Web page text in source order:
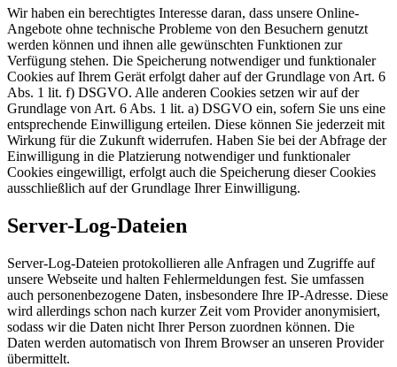
Wir haben ein berechtigtes Interesse daran, dass unsere Online-
Angebote ohne technische Probleme von den Besuchern genutzt
werden können und ihnen alle gewünschten Funktionen zur
Verfügung stehen. Die Speicherung notwendiger und funktionaler
Cookies auf Ihrem Gerät erfolgt daher auf der Grundlage von Art. 6
Abs. 1 lit. f) DSGVO. Alle anderen Cookies setzen wir auf der
Grundlage von Art. 6 Abs. 1 lit. a) DSGVO ein, sofern Sie uns eine
entsprechende Einwilligung erteilen. Diese können Sie jederzeit mit
Wirkung für die Zukunft widerrufen. Haben Sie bei der Abfrage der
Einwilligung in die Platzierung notwendiger und funktionaler
Cookies eingewilligt, erfolgt auch die Speicherung dieser Cookies
ausschließlich auf der Grundlage Ihrer Einwilligung.
Server-Log-Dateien
Server-Log-Dateien protokollieren alle Anfragen und Zugriffe auf
unsere Webseite und halten Fehlermeldungen fest. Sie umfassen
auch personenbezogene Daten, insbesondere Ihre IP-Adresse. Diese
wird allerdings schon nach kurzer Zeit vom Provider anonymisiert,
sodass wir die Daten nicht Ihrer Person zuordnen können. Die
Daten werden automatisch von Ihrem Browser an unseren Provider
übermittelt.